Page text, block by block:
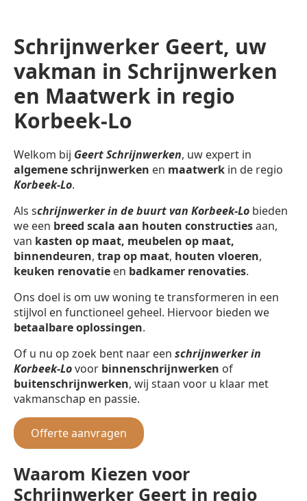
Schrijnwerker Geert, uw
vakman in Schrijnwerken
en Maatwerk in regio
Korbeek-Lo
Welkom bij Geert Schrijnwerken, uw expert in
algemene schrijnwerken en maatwerk in de regio
Korbeek-Lo.
Als schrijnwerker in de buurt van Korbeek-Lo bieden
we een breed scala aan houten constructiesaan,
van kasten op maat, meubelen op maat,
binnendeuren, trap op maat, houten vloeren,
keuken renovatie en badkamer renovaties.
Ons doel is om uw woning te transformeren in een
stijlvol en functioneel geheel. Hiervoor bieden we
betaalbare oplossingen.
Of u nu op zoek bent naar een schrijnwerker in
Korbeek-Lovoor binnenschrijnwerken of
buitenschrijnwerken, wij staan voor u klaar met
vakmanschap en passie.
Offerte aanvragen
Waarom Kiezen voor
Schrijnwerker Geert in regio